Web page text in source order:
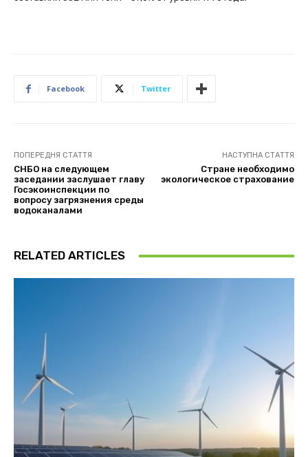
Facebook Twitter
ПОПЕРЕДНЯ СТАТТЯ
СНБО на следующем
заседании заслушает главу
Госэкоинспекции по
вопросу загрязнения среды
водоканалами
НАСТУПНА СТАТТЯ
Стране необходимо
экологическое страхование
RELATED ARTICLES